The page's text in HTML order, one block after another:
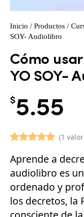
Inicio / Productos /
SOY- Audiolibro
Cómo
YO SOY-
$5.55
con5.00
de 5 en base a
de un
cliente
(1
Aprende a
audiolibro es
ordenado y
los decretos, la